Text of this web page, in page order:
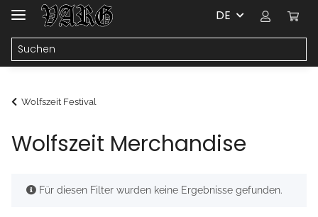
DE
Wolfszeit Festival
Wolfszeit Merchandise
x Für diesen Filter wurden keine Ergebnisse gefunden.